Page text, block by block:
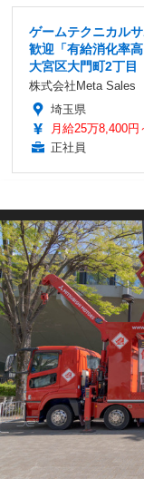
ゲームテクニカル
歓迎「有給消化率
大宮区大門町2丁目
株式会社Meta Sales
埼玉県
月給25万8,400円
正社員